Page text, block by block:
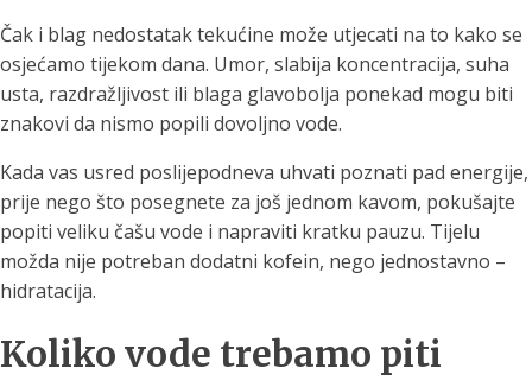
Čak i blag nedostatak tekućine može utjecati na to kako se
osjećamo tijekom dana. Umor, slabija koncentracija, suha
usta, razdražljivost ili blaga glavobolja ponekad mogu biti
znakovi da nismo popili dovoljno vode.
Kada vas usred poslijepodneva uhvati poznati pad energije,
prije nego što posegnete za još jednom kavom, pokušajte
popiti veliku čašu vode i napraviti kratku pauzu. Tijelu
možda nije potreban dodatni kofein, nego jednostavno –
hidratacija.
Koliko vode trebamo piti